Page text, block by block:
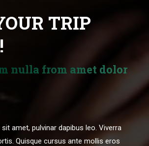
TRIP
nulla from amet dolor
amet, pulvinar dapibus leo. Viverra
Quisque cursus ante mollis eros